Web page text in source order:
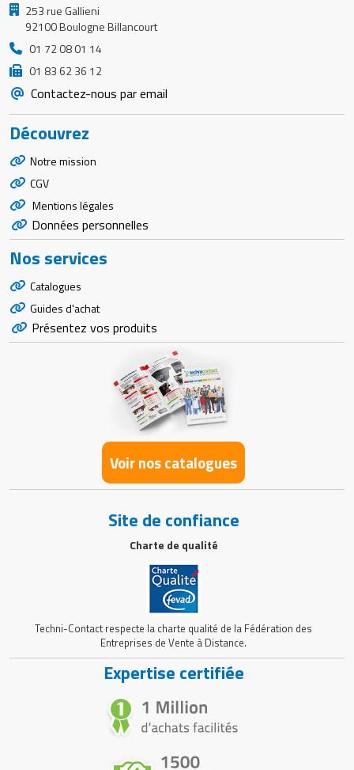
253 rue Gallieni
92100 Boulogne Billancourt
01 72 08 01 14
01 83 62 36 12
Contactez-nous par email
Découvrez
Notre mission
CGV
Mentions légales
Données personnelles
Nos services
Catalogues
Guides d'achat
Présentez vos produits
Voir nos catalogues
Site de confiance
Charte de qualité
Techni-Contact respecte la charte qualité de la Fédération des
Entreprises de Vente à Distance.
Expertise certifiée